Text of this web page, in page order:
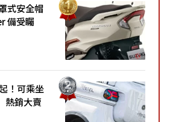
式安全帽
備受矚
與各項
！可乘坐
熱銷大賣
成本真